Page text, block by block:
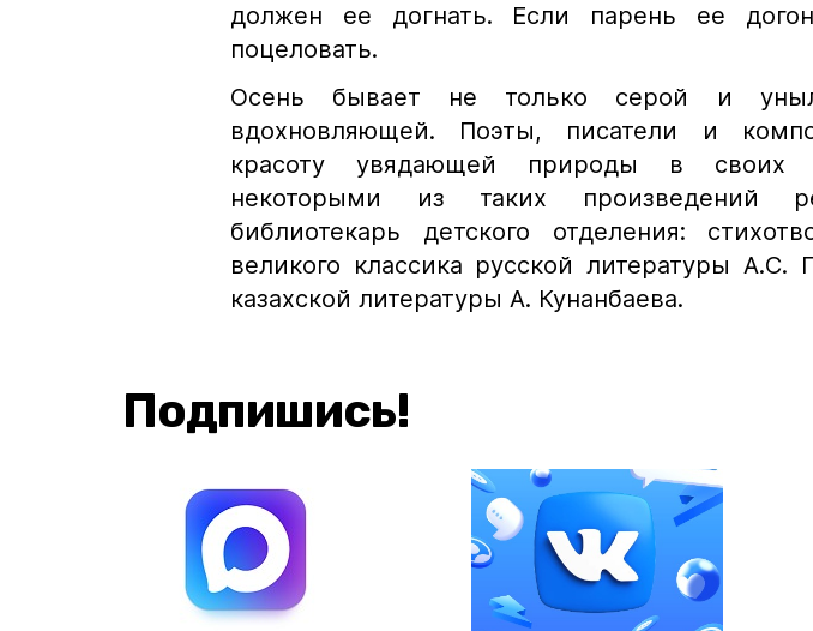
должен ее догнать. Если парень ее
поцеловать.
Осень бывает не только серой и
вдохновляющей. Поэты, писатели и
красоту увядающей природы в своих
некоторыми из таких произведений
библиотекарь детского отделения:
великого классика русской литературы А.С.
казахской литературы А. Кунанбаева.
Подпишись!